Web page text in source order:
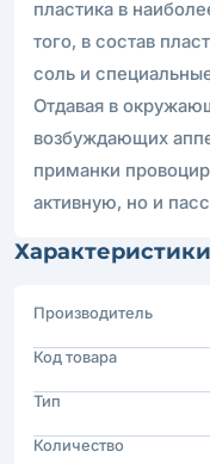
пластика в
того, в состав
соль и
Отдавая в
возбуждающих
приманки
активную, но и
Характеристики
Производитель
Код товара
Тип
Количество